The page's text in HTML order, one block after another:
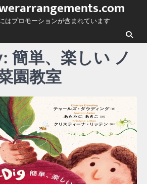
はプロモーションが含まれています
簡単、楽しい ノ
園教室